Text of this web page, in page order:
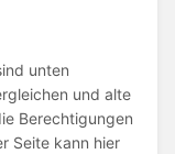
unten
und alte
Berechtigungen
Seite kann hier